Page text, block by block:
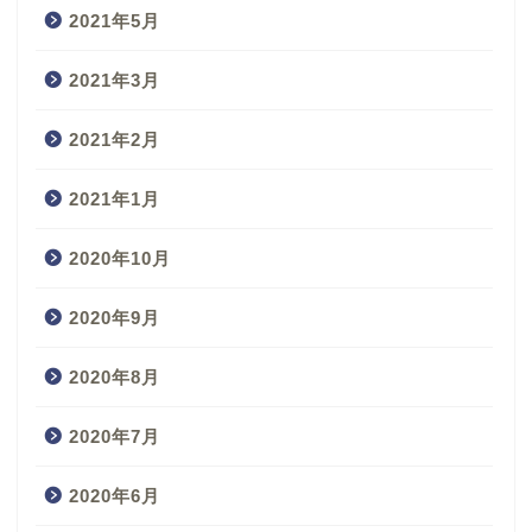
2021年5月
2021年3月
2021年2月
2021年1月
2020年10月
2020年9月
2020年8月
2020年7月
2020年6月